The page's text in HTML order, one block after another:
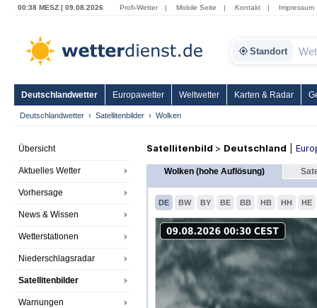
00:38 MESZ | 09.08.2026 Profi-Wetter | Mobile Seite | Kontakt | Impressum
Standort
Deutschlandwetter Europawetter Weltwetter Karten & Radar
Deutschlandwetter Satellitenbilder Wolken
Übersicht
Aktuelles Wetter
Vorhersage
News & Wissen
Wetterstationen
Niederschlagsradar
Satellitenbilder
Warnungen
Satellitenbild > Deutschland
Wolken (hohe Auflösung)
DE BW BY BE BB HB HH HE